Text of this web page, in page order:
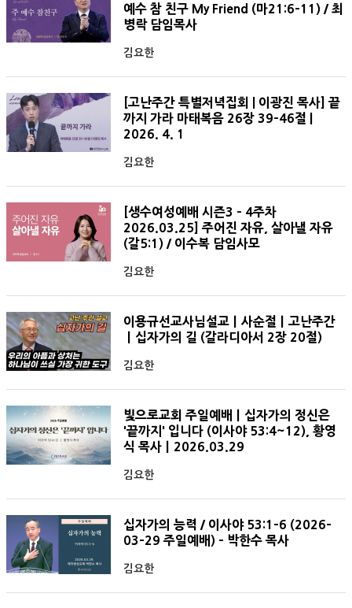
예수 참 친구 My Friend (마21:6-11) / 최
병락 담임목사
김요한
[고난주간 특별저녁집회 | 이광진 목사] 끝
까지 가라 마태복음 26장 39-46절 |
2026. 4. 1
김요한
[생수여성예배 시즌3 - 4주차
2026.03.25] 주어진 자유, 살아낼 자유
(갈5:1) / 이수복 담임사모
김요한
이용규선교사님설교ㅣ사순절ㅣ고난주간
ㅣ십자가의 길 (갈라디아서 2장 20절)
김요한
빛으로교회 주일예배ㅣ십자가의 정신은
'끝까지' 입니다 (이사야 53:4~12), 황영
식 목사ㅣ2026.03.29
김요한
십자가의 능력 / 이사야 53:1-6 (2026-
03-29 주일예배) - 박한수 목사
김요한